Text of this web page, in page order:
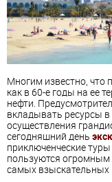
Многим известно, что
как в 60-е годы на ее
нефти.
вкладывать ресурсы в
осуществления
сегодняшний день
приключенческие
пользуются
самых взыскательных